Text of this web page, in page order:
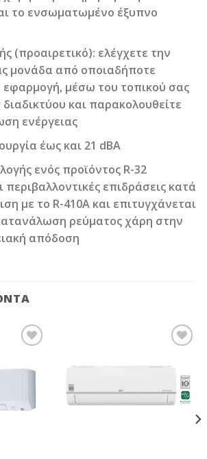
το ενσωματωμένο έξυπνο
(προαιρετικό): ελέγχετε την
μονάδα από οποιαδήποτε
εφαρμογή, μέσω του τοπικού σας
και παρακολουθείτε
ενέργειας
έως και 21 dBA
ενός προϊόντος R-32
περιβαλλοντικές επιδράσεις κατά
με το R-410A και επιτυγχάνεται
ρεύματος χάρη στην
απόδοση
Add to
Wishlist